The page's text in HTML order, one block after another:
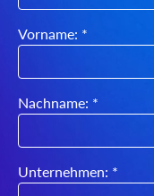
Vorname: *
Nachname: *
Unternehmen: *